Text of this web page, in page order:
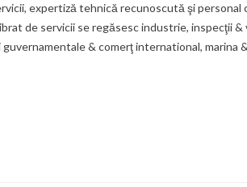
expertiză tehnică recunoscută şi personal
de servicii se regăsesc industrie, inspecţii
& comerţ international, marina